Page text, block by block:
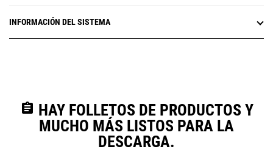
INFORMACIÓN DEL SISTEMA
assignment HAY FOLLETOS DE PRODUCTOS Y
MUCHO MÁS LISTOS PARA LA
DESCARGA.